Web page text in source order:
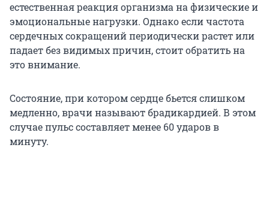
естественная реакция организма на физические и
эмоциональные нагрузки. Однако если частота
сердечных сокращений периодически растет или
падает без видимых причин, стоит обратить на
это внимание.
Состояние, при котором сердце бьется слишком
медленно, врачи называют брадикардией. В этом
случае пульс составляет менее 60 ударов в
минуту.